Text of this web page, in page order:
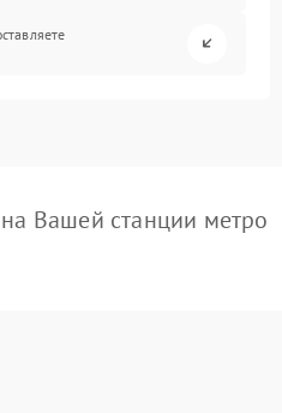
Вашей станции метро